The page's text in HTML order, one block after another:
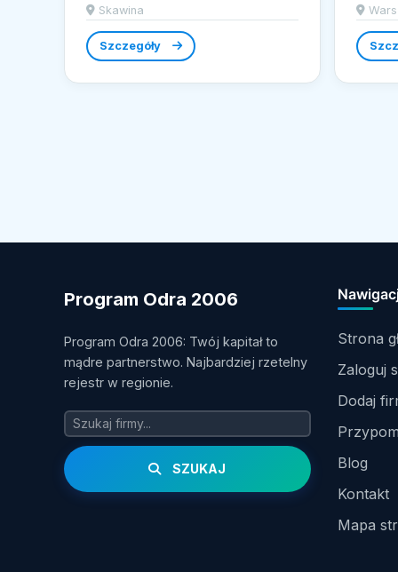
Skawina
Szczegóły
Program Odra 2006
Program Odra 2006: Twój kapitał to
mądre partnerstwo. Najbardziej rzetelny
rejestr w regionie.
SZUKAJ
Strona
Zaloguj
Dodaj
Blog
Kontakt
Mapa